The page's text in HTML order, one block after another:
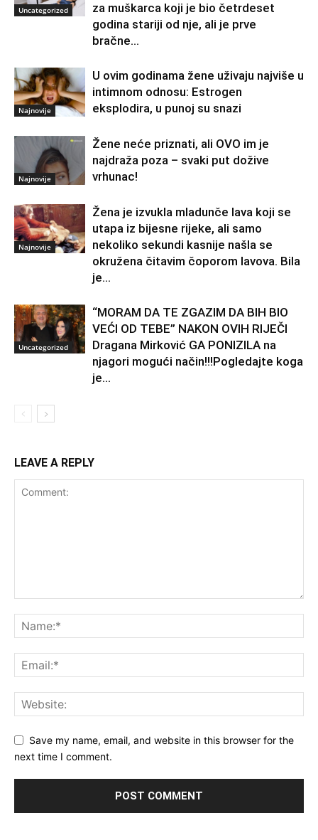
Uncategorized
za muškarca koji je bio četrdeset
godina stariji od nje, ali je prve
bračne...
Najnovije
U ovim godinama žene uživaju najviše u
intimnom odnosu: Estrogen
eksplodira, u punoj su snazi
Najnovije
Žene neće priznati, ali OVO im je
najdraža poza – svaki put dožive
vrhunac!
Najnovije
Žena je izvukla mladunče lava koji se
utapa iz bijesne rijeke, ali samo
nekoliko sekundi kasnije našla se
okružena čitavim čoporom lavova. Bila
je...
Uncategorized
“MORAM DA TE ZGAZIM DA BIH BIO
VEĆI OD TEBE” NAKON OVIH RIJEČI
Dragana Mirković GA PONIZILA na
njagori mogući način!!!Pogledajte koga
je...
LEAVE A REPLY
Save my name, email, and website in this browser for the
next time I comment.